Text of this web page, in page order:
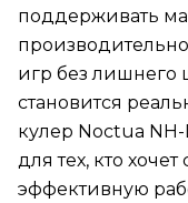
поддерживать
игр без лишнего
становится
кулер Noctua
для тех, кто
эффективную